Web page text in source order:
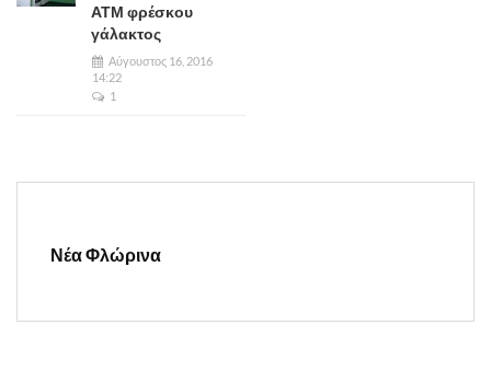
ΑΤΜ φρέσκου
γάλακτος
Αύγουστος 16, 2016
14:22
1
Νέα Φλώρινα